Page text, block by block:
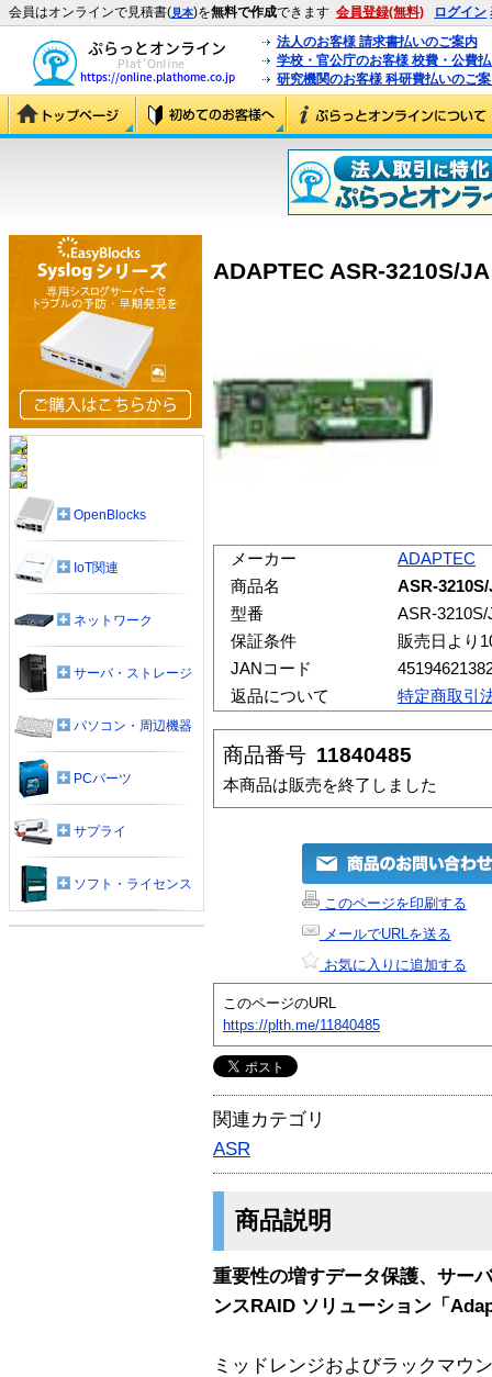
会員はオンラインで見積書(見本)を無料で作成できます 会員登録(無料) ログイン
法人のお客様 請求書払いのご案内
学校・官公庁のお客様 校費・公費
研究機関のお客様 科研費払いのご
ADAPTEC ASR-3210S/
メーカー
ADAPTEC
商品名
ASR-
型番
ASR-3210S/
保証条件
販売日より
JANコード
返品について
特定商取引
商品番号 11840485
本商品は販売を終了しました
このページを印刷する
メールでURLを送る
お気に入りに追加する
このページのURL
https://plth.me/11840485
関連カテゴリ
ASR
商品説明
重要性の増すデータ保護、サー
ンスRAID ソリューション「
ミッドレンジおよびラックマウ
OpenBlocks
IoT関連
ネットワーク
サーバ・ストレージ
パソコン・周辺機器
PCパーツ
サプライ
ソフト・ライセンス